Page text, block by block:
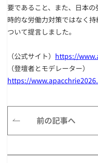
要であること、また、日本
時的な労働力対策ではなく
ついて提言しました。
（公式サイト） https://
（登壇者とモデレーター）
https://
前の記事へ